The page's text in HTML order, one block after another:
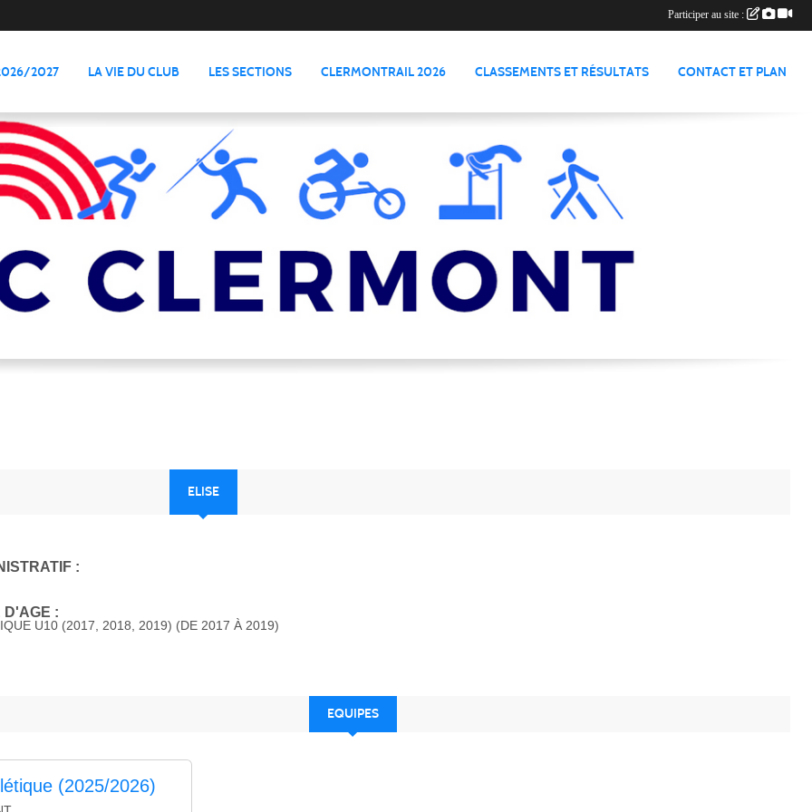
2027 LA VIE DU CLUB LES SECTIONS CLERMONTRAIL 2026 CLASSEMENTS ET RÉSULTATS CONTACT ET PLAN
ELISE
:
D'AGE :
U10 (2017, 2018, 2019) (DE 2017 À 2019)
EQUIPES
(2025/2026)
Participer au site :